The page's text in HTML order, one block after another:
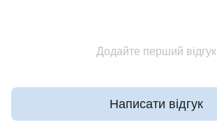
Додайте перший відгук
Написати відгук